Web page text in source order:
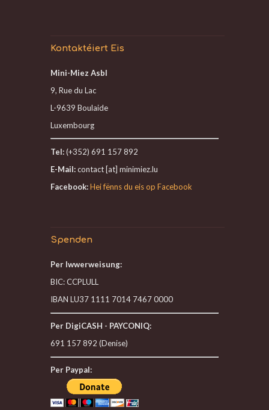
Kontaktéiert Eis
Mini-Miez Asbl
9, Rue du Lac
L-9639 Boulaide
Luxembourg
Tel:(+352) 691 157 892
E-Mail:contact [at] minimiez.lu
Facebook:Hei fënns du eis op Facebook
Spenden
Per Iwwerweisung:
BIC: CCPLULL
IBAN LU37 1111 7014 7467 0000
Per DigiCASH - PAYCONIQ:
691 157 892 (Denise)
Per Paypal: